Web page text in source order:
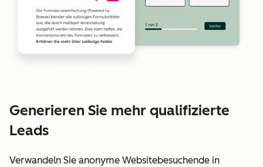
Generieren Sie mehr qualifizierte
Leads
Verwandeln Sie anonyme Websitebesuchende in